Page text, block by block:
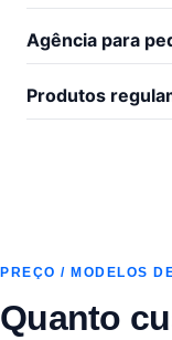
Agência para
Produtos
PREÇO / MODELOS
Quanto